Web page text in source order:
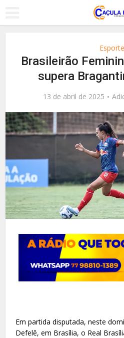
Esporte
Brasileirão
supera
13 de abril de 2025
Em partida disputada, neste
Defelê, em Brasília, o Real